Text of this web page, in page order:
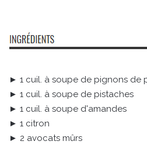
► 1 cuil. à soupe de pignons de
► 1 cuil. à soupe de pistaches
► 1 cuil. à soupe d'amandes
► 1 citron
► 2 avocats mûrs